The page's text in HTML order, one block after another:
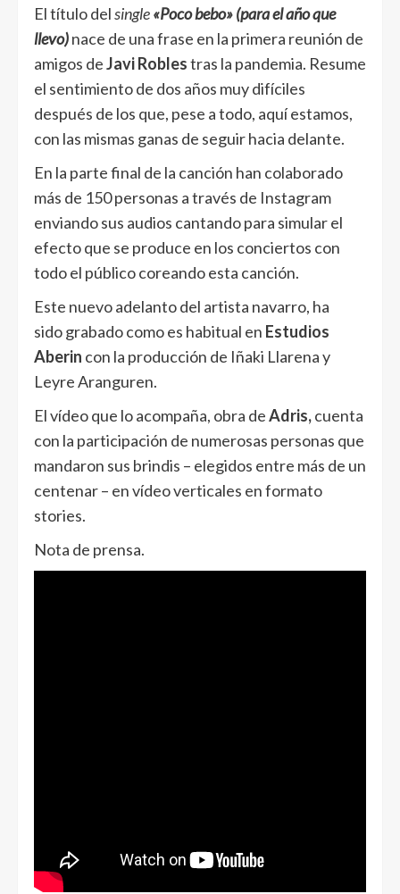
El título delsingle«Poco bebo» (para el año que
llevo)nace de una frase en la primera reunión de
amigos deJavi Roblestras la pandemia. Resume
el sentimiento de dos años muy difíciles
después de los que, pese a todo, aquí estamos,
con las mismas ganas de seguir hacia delante.
En la parte final de la canción han colaborado
más de 150 personas a través de Instagram
enviando sus audios cantando para simular el
efecto que se produce en los conciertos con
todo el público coreando esta canción.
Este nuevo adelanto del artista navarro, ha
sido grabado como es habitual en Estudios
Aberin con la producción de Iñaki Llarena y
Leyre Aranguren.
El vídeo que lo acompaña, obra deAdris,cuenta
con la participación de numerosas personas que
mandaron sus brindis – elegidos entre más de un
centenar – en vídeo verticales en formato
stories.
Nota de prensa.